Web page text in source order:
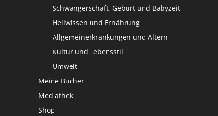
Schwangerschaft, Geburt und Babyzeit
Heilwissen und Ernährung
Allgemeinerkrankungen und Altern
Kultur und Lebensstil
Umwelt
Meine Bücher
Mediathek
Shop